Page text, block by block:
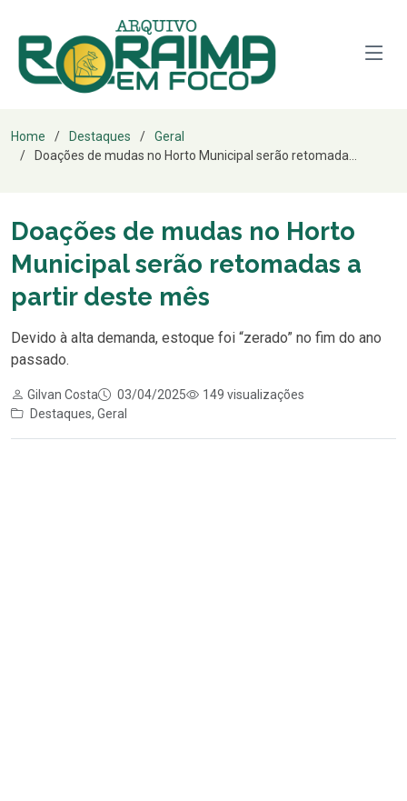
Home Destaques
Geral
Doações de mudas no Horto Municipal serão retomada...
Doações de mudas no Horto
Municipal serão retomadas a
partir deste mês
Devido à alta demanda, estoque foi “zerado” no fim do ano
passado.
Gilvan Costa 03/04/2025
149 visualizações
Destaques, Geral